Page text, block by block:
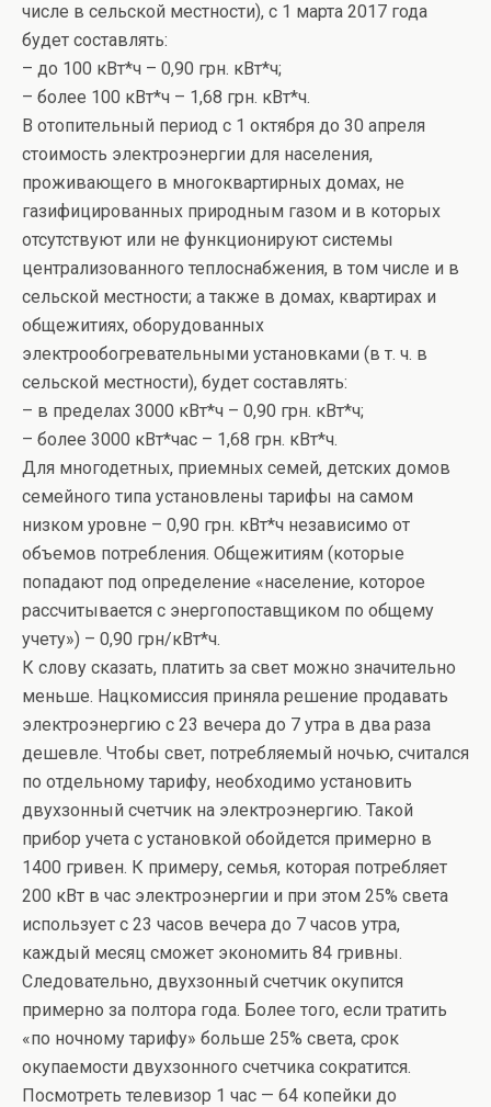
числе в сельской местности), с 1 марта 2017 года
будет составлять:
– до 100 кВт*ч – 0,90 грн. кВт*ч;
– более 100 кВт*ч – 1,68 грн. кВт*ч.
В отопительный период с 1 октября до 30 апреля
стоимость электроэнергии для населения,
проживающего в многоквартирных домах, не
газифицированных природным газом и в которых
отсутствуют или не функционируют системы
централизованного теплоснабжения, в том числе и в
сельской местности; а также в домах, квартирах и
общежитиях, оборудованных
электрообогревательными установками (в т. ч. в
сельской местности), будет составлять:
– в пределах 3000 кВт*ч – 0,90 грн. кВт*ч;
– более 3000 кВт*час – 1,68 грн. кВт*ч.
Для многодетных, приемных семей, детских домов
семейного типа установлены тарифы на самом
низком уровне – 0,90 грн. кВт*ч независимо от
объемов потребления. Общежитиям (которые
попадают под определение «население, которое
рассчитывается с энергопоставщиком по общему
учету») – 0,90 грн/кВт*ч.
К слову сказать, платить за свет можно значительно
меньше. Нацкомиссия приняла решение продавать
электроэнергию с 23 вечера до 7 утра в два раза
дешевле. Чтобы свет, потребляемый ночью, считался
по отдельному тарифу, необходимо установить
двухзонный счетчик на электроэнергию. Такой
прибор учета с установкой обойдется примерно в
1400 гривен. К примеру, семья, которая потребляет
200 кВт в час электроэнергии и при этом 25% света
использует с 23 часов вечера до 7 часов утра,
каждый месяц сможет экономить 84 гривны.
Следовательно, двухзонный счетчик окупится
примерно за полтора года. Более того, если тратить
«по ночному тарифу» больше 25% света, срок
окупаемости двухзонного счетчика сократится.
Посмотреть телевизор 1 час — 64 копейки до